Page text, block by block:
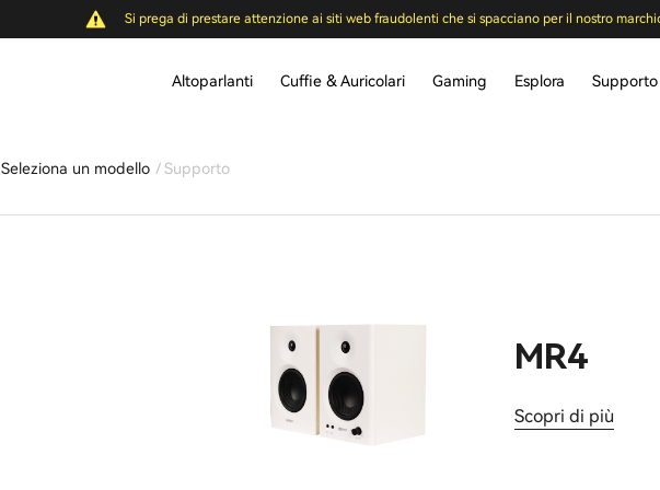
Si prega di prestare attenzione ai siti web fraudolenti che si spacciano per il nostro
Altoparlanti Cuffie & Auricolari Gaming Esplora Supporto
Seleziona un modello Supporto
MR4
Scopri di più